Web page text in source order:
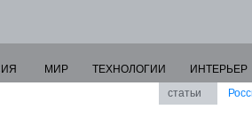
МИР ТЕХНОЛОГИИ ИНТЕРЬЕР
статьи